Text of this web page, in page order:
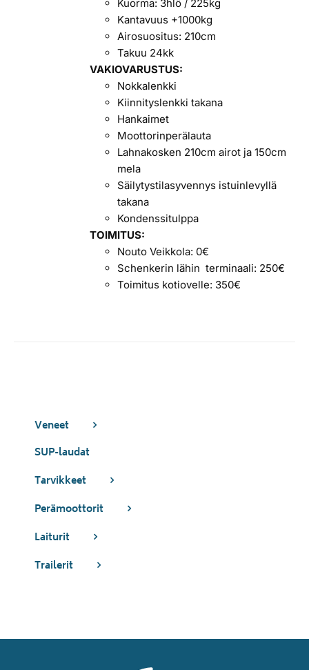
Kuorma: 3hlö / 225kg
Kantavuus +1000kg
Airosuositus: 210cm
Takuu 24kk
VAKIOVARUSTUS:
Nokkalenkki
Kiinnityslenkki takana
Hankaimet
Moottorinperälauta
Lahnakosken 210cm airot ja 150cm
mela
Säilytystilasyvennys istuinlevyllä
takana
Kondenssitulppa
TOIMITUS:
Nouto Veikkola: 0€
Schenkerin lähin terminaali: 250€
Toimitus kotiovelle: 350€
Veneet
SUP-laudat
Tarvikkeet
Perämoottorit
Laiturit
Trailerit